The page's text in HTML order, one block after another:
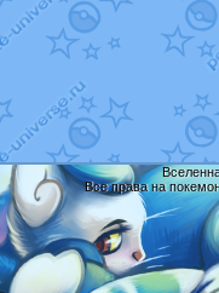
Все права на